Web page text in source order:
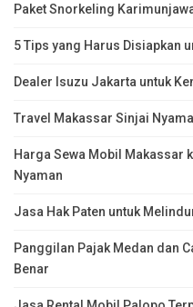
Paket Snorkeling
5 Tips yang Harus Disiapkan
Dealer Isuzu Jakarta untuk
Travel Makassar Sinjai
Harga Sewa Mobil Makassar
Nyaman
Jasa Hak Paten untuk
Panggilan Pajak Medan dan
Benar